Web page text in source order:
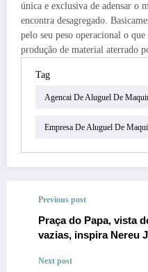
única e exclusiva de adensar o
encontra desagregado.
pelo seu peso operacional o
produção de material aterrado
Tag
Agencai De Aluguel De
Empresa De Aluguel De
Previous post
Praça do Papa, vista
vazias, inspira Nereu
Next post